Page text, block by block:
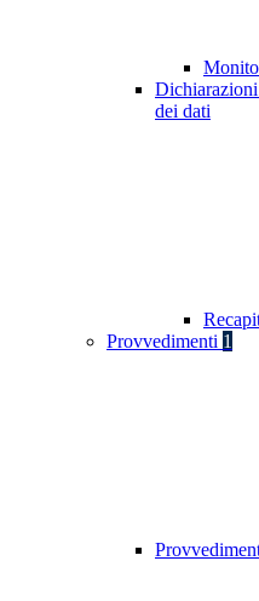
dei dati
Provvedimenti 1